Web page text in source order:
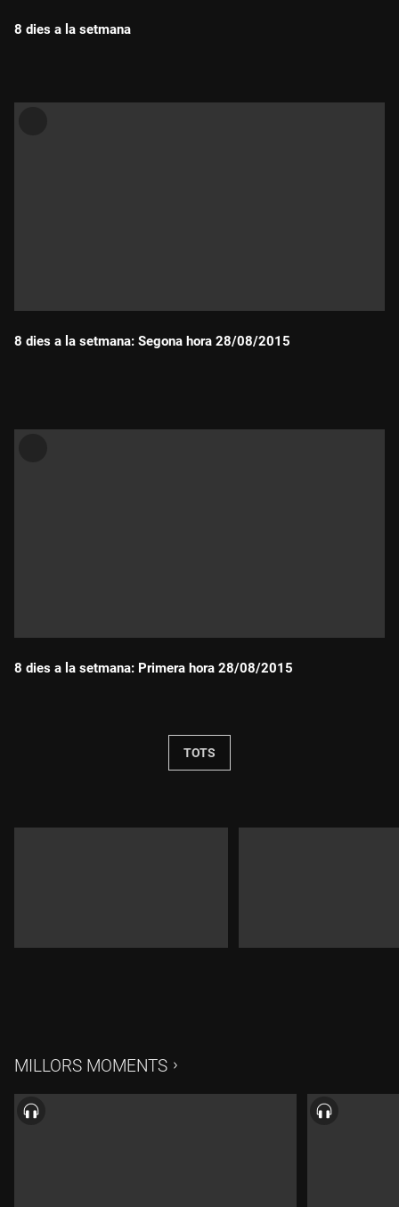
8 dies a la setmana
8 dies a la setmana: Segona hora 28/08/2015
8 dies a la setmana: Primera hora 28/08/2015
TOTS
MILLORS MOMENTS